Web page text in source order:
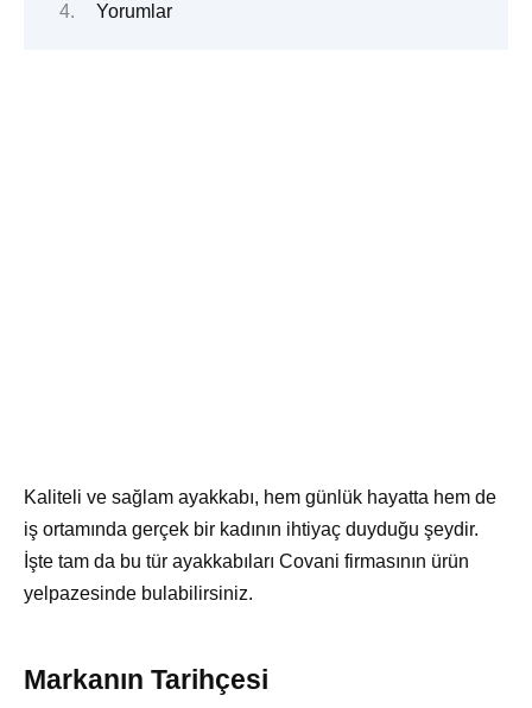
Yorumlar
Kaliteli ve sağlam ayakkabı, hem günlük hayatta hem de
iş ortamında gerçek bir kadının ihtiyaç duyduğu şeydir.
İşte tam da bu tür ayakkabıları Covani firmasının ürün
yelpazesinde bulabilirsiniz.
Markanın Tarihçesi